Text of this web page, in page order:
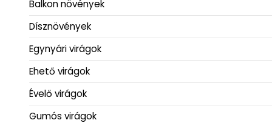
Balkon növények
Dísznövények
Egynyári virágok
Ehető virágok
Évelő virágok
Gumós virágok